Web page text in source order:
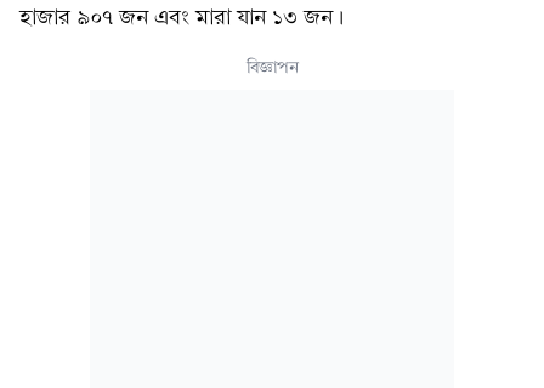
হাজার ৯০৭ জন এবং মারা যান ১৩ জন।
বিজ্ঞাপন